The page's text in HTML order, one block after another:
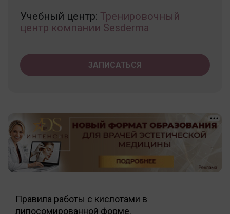
Учебный центр: Тренировочный
центр компании Sesderma
ЗАПИСАТЬСЯ
Правила работы с кислотами в
липосомированной форме.